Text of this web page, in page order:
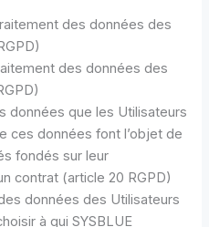
des données des
des données des
données que les Utilisateurs
ces données font l’objet de
fondés sur leur
contrat (article 20 RGPD)
données des Utilisateurs
à qui SYSBLUE